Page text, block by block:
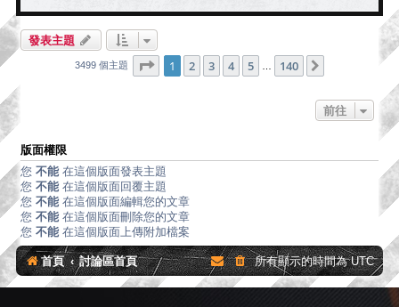
發表主題
3499 個主題 1 頁 (共140頁)
1 2 3 4 5 140
前往
版面權限
您 不能 在這個版面發表主題
您 不能 在這個版面回覆主題
您 不能 在這個版面編輯您的文章
您 不能 在這個版面刪除您的文章
您 不能 在這個版面上傳附加檔案
首頁 討論區首頁 所有顯示的時間為UTC